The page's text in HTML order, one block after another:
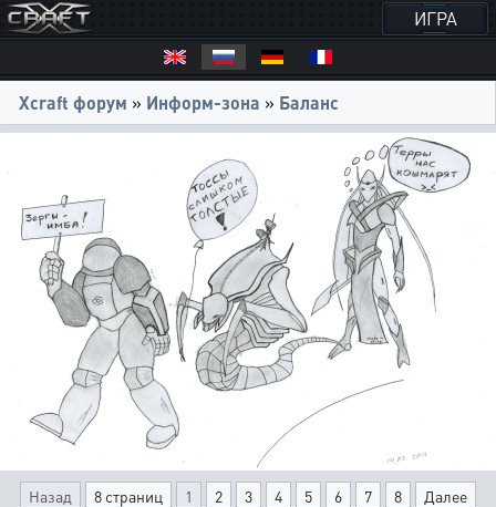
ИГРА
Xcraft форум » Информ-зона » Баланс
Назад 8 страниц 1 2 3 4 5 6 7 8 Далее